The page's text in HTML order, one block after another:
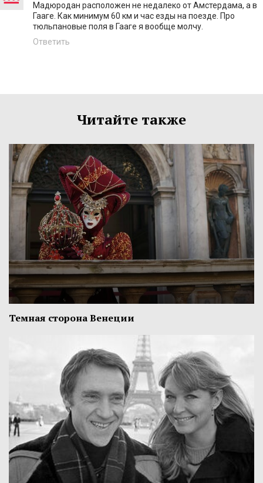
Мадюродан расположен не недалеко от Амстердама, а в
Гааге. Как минимум 60 км и час езды на поезде. Про
тюльпановые поля в Гааге я вообще молчу.
Ответить
Читайте также
Темная сторона Венеции